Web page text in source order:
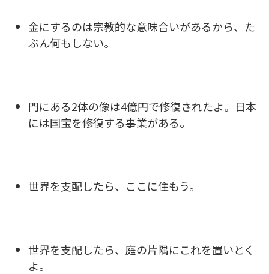
金にするのは宗教的な意味合いがあるから、た
ぶん何もしない。
門にある2体の像は4億円で修復されたよ。日本
には国宝を修復する事業がある。
世界を支配したら、ここに住もう。
世界を支配したら、庭の片隅にこれを置いとく
よ。